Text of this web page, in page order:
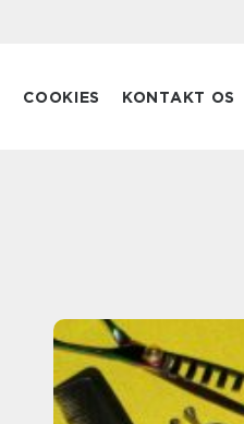
COOKIES KONTAKT OS